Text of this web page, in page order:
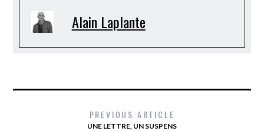
Alain Laplante
PREVIOUS ARTICLE
UNE LETTRE, UN SUSPENS